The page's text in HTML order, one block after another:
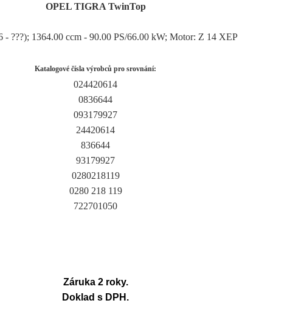
OPEL TIGRA TwinTop
- ???); 1364.00 ccm - 90.00 PS/66.00 kW; Motor: Z 14 XEP
Katalogové čísla výrobců pro srovnání:
024420614
0836644
093179927
24420614
836644
93179927
0280218119
0280 218 119
722701050
Záruka 2 roky.
Doklad s DPH.